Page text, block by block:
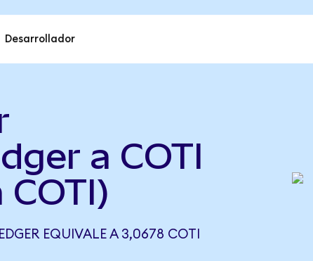
Desarrollador
a COTI
COTI)
EQUIVALE A 3,0678 COTI